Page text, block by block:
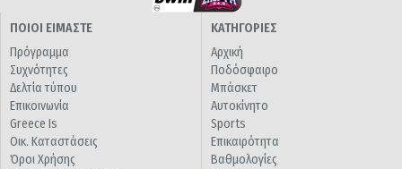
ΠΟΙΟΙ ΕΙΜΑΣΤΕ
Πρόγραμμα
Συχνότητες
Δελτία τύπου
Επικοινωνία
Greece Is
Οικ. Καταστάσεις
Όροι Χρήσης
ΚΑΤΗΓΟΡΙΕΣ
Αρχική
Ποδόσφαιρο
Μπάσκετ
Αυτοκίνητο
Sports
Επικαιρότητα
Βαθμολογίες